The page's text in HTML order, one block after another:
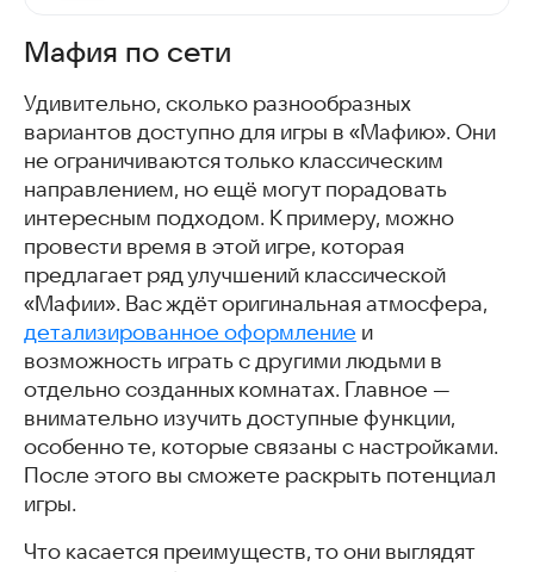
Мафия по сети
Удивительно, сколько разнообразных
вариантов доступно для игры в «Мафию». Они
не ограничиваются только классическим
направлением, но ещё могут порадовать
интересным подходом. К примеру, можно
провести время в этой игре, которая
предлагает ряд улучшений классической
«Мафии». Вас ждёт оригинальная атмосфера,
детализированное оформление и
возможность играть с другими людьми в
отдельно созданных комнатах. Главное —
внимательно изучить доступные функции,
особенно те, которые связаны с настройками.
После этого вы сможете раскрыть потенциал
игры.
Что касается преимуществ, то они выглядят